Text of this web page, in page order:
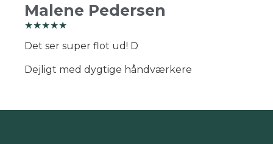
Malene Pedersen
☆☆☆☆☆
Det ser super flot ud! D
Dejligt med dygtige håndværkere